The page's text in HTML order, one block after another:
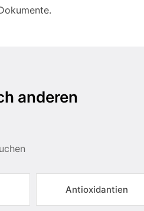
anderen
Antioxidantien